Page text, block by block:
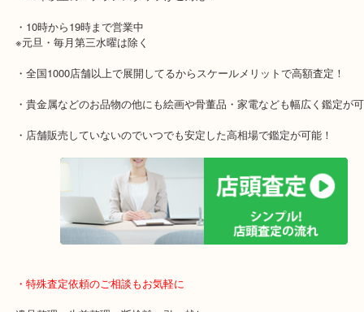
・神戸駅北側、バスロータリーの地下にある、「デュオ神戸山の手
り、非常にアクセスしやすい場所にあります。
・デュオ神戸山の手エリアにある店舗なのでショッピング最中に査
・10年以上のベテランスタッフがご対応！
・10時から19時まで営業中
※元旦・毎月第三水曜は除く
・全国1000店舗以上で展開してるからスケールメリットで高額査定
・貴金属などのお品物の他にも絵画や骨董品・家電なども幅広く鑑